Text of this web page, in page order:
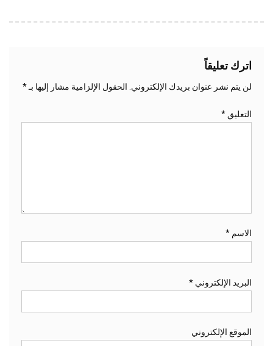
اترك تعليقاً
لن يتم نشر عنوان بريدك الإلكتروني. الحقول الإلزامية مشار إليها بـ*
التعليق*
الاسم *
البريد الإلكتروني *
الموقع الإلكتروني